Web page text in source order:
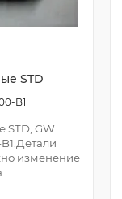
STD
B1
GW
изменение